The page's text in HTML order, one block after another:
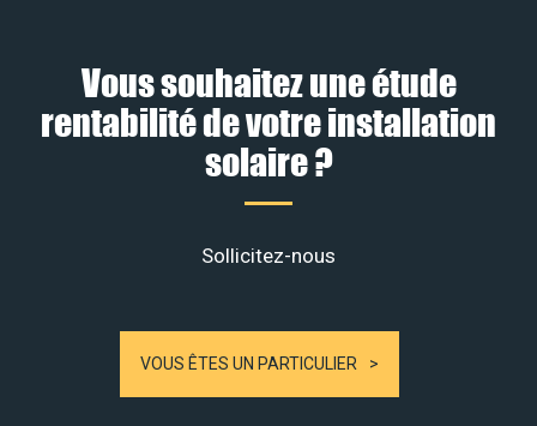
Vous souhaitez une étude
rentabilité de votre installation
solaire ?
Sollicitez-nous
VOUS ÊTES UN PARTICULIER